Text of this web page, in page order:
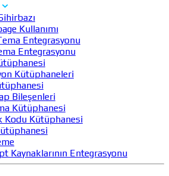
Kullanımı
Entegrasyonu
Entegrasyonu
Kütüphaneleri
Bileşenleri
Kütüphanesi
Kodu Kütüphanesi
Kaynaklarının Entegrasyonu